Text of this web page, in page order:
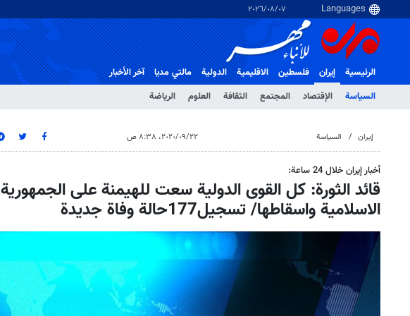
٠٧‏/٠٨‏/٢٠٢٦
الرئيسية
إيران
السياسة
الإقتصاد المجتمع الثقافة العلوم الرياضة
فلسطین الاقلیمیة الدولية مالتي مدیا آخر الأخبار
إيران السياسة ٢٢‏/٠٩‏/٢٠٢٠، ٨:٣٨ ص
أخبار إيران خلال 24 ساعة:
قائد الثورة: كل القوى الدولية سعت للهیمنة علی الجمهورية
الاسلامية واسقاطها/ تسجيل177حالة وفاة جديدة